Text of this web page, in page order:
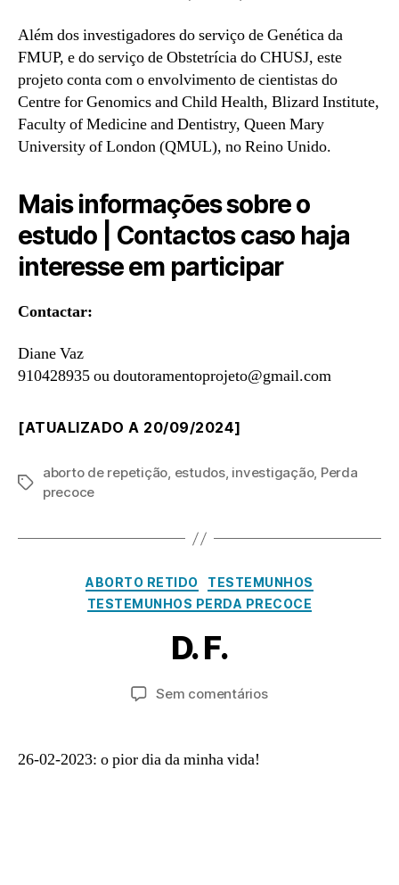
Além dos investigadores do serviço de Genética da
FMUP, e do serviço de Obstetrícia do CHUSJ, este
projeto conta com o envolvimento de cientistas do
Centre for Genomics and Child Health, Blizard Institute,
Faculty of Medicine and Dentistry, Queen Mary
University of London (QMUL), no Reino Unido.
Mais informações sobre o
estudo | Contactos caso haja
interesse em participar
Contactar:
Diane Vaz
910428935 ou doutoramentoprojeto@gmail.com
[ATUALIZADO A 20/09/2024]
Etiquetas
aborto de repetição, estudos, investigação, Perda
precoce
Categorias
ABORTO RETIDO
TESTEMUNHOS
TESTEMUNHOS PERDA PRECOCE
D. F.
Autor
d
Data
M
a
2
8,
2
Sem comentáriosem
26-02-2023: o pior dia da minha vida!